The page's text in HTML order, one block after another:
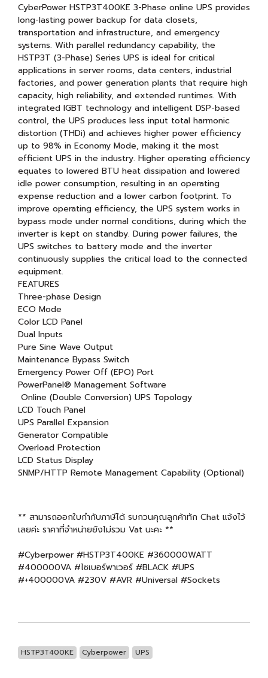
CyberPower HSTP3T400KE 3-Phase online UPS provides
long-lasting power backup for data closets,
transportation and infrastructure, and emergency
systems. With parallel redundancy capability, the
HSTP3T (3-Phase) Series UPS is ideal for critical
applications in server rooms, data centers, industrial
factories, and power generation plants that require high
capacity, high reliability, and extended runtimes. With
integrated IGBT technology and intelligent DSP-based
control, the UPS produces less input total harmonic
distortion (THDi) and achieves higher power efficiency
up to 98% in Economy Mode, making it the most
efficient UPS in the industry. Higher operating efficiency
equates to lowered BTU heat dissipation and lowered
idle power consumption, resulting in an operating
expense reduction and a lower carbon footprint. To
improve operating efficiency, the UPS system works in
bypass mode under normal conditions, during which the
inverter is kept on standby. During power failures, the
UPS switches to battery mode and the inverter
continuously supplies the critical load to the connected
equipment.
FEATURES
Three-phase Design
ECO Mode
Color LCD Panel
Dual Inputs
Pure Sine Wave Output
Maintenance Bypass Switch
Emergency Power Off (EPO) Port
PowerPanel® Management Software
Online (Double Conversion) UPS Topology
LCD Touch Panel
UPS Parallel Expansion
Generator Compatible
Overload Protection
LCD Status Display
SNMP/HTTP Remote Management Capability (Optional)
** สามารถออกใบกำกับภาษีได้ รบกวนคุณลูกค้าทัก Chat แจ้งไว้
เลยค่ะ ราคาที่จำหน่ายยังไม่รวม Vat นะคะ **
#Cyberpower #HSTP3T400KE #360000WATT
#400000VA #ไซเบอร์พาเวอร์ #BLACK #UPS
#+400000VA #230V #AVR #Universal #Sockets
HSTP3T400KE Cyberpower UPS